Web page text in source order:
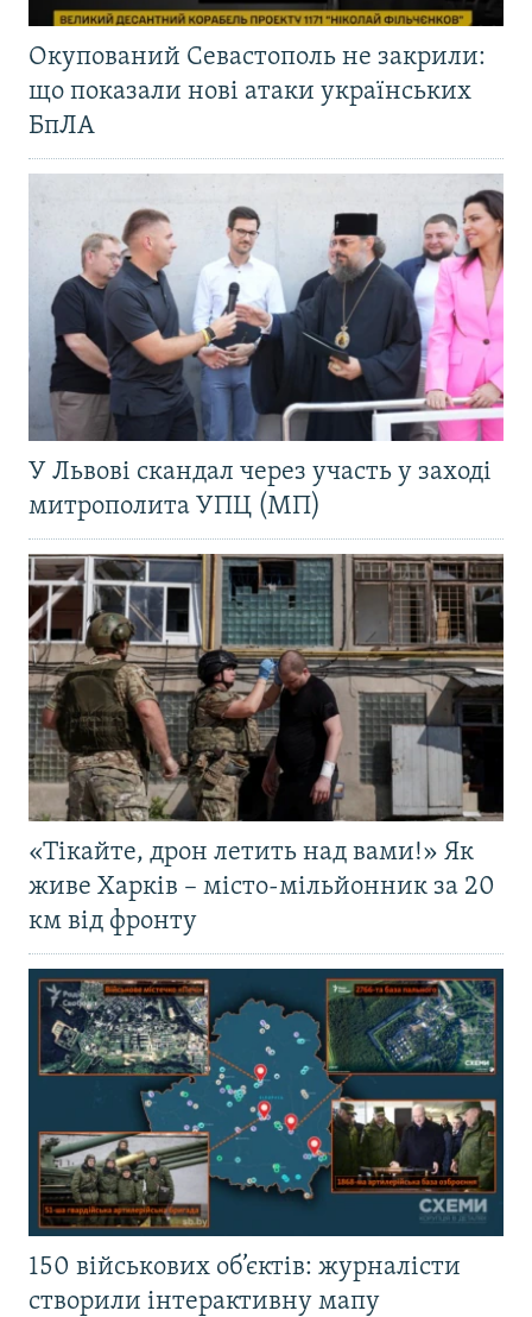
Окупований Севастополь не закрили:
що показали нові атаки українських
БпЛА
У Львові скандал через участь у заході
митрополита УПЦ (МП)
«Тікайте, дрон летить над вами!» Як
живе Харків – місто-мільйонник за 20
км від фронту
150 військових об’єктів: журналісти
створили інтерактивну мапу